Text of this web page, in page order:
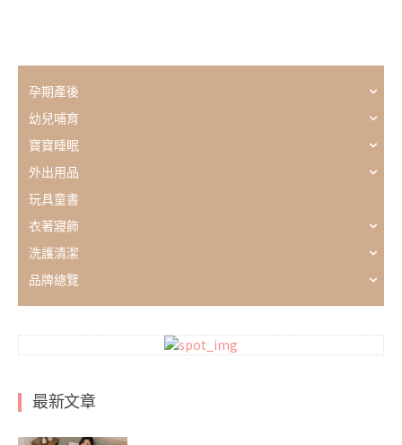
孕期產後
幼兒哺育
寶寶睡眠
外出用品
玩具童書
衣著寢飾
洗護清潔
品牌總覽
最新文章